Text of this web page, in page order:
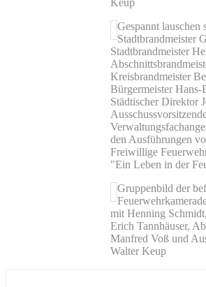
Gespannt lauschen
Stadtbrandmeister
Stadtbrandmeister
Kreisbrandmeister
Bürgermeister Hans-
Städtischer Direktor
den Ausführungen
Freiwillige
"Ein Leben in der
Gruppenbild der
mit Henning
Erich Tannhäuser,
Manfred Voß und
Walter Keup